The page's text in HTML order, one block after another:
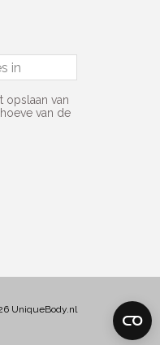
opslaan van
van de
UniqueBody.nl